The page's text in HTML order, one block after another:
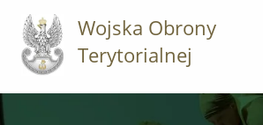
Wojska Obrony
Terytorialnej